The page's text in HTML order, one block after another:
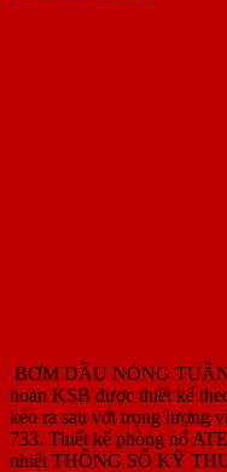
BƠM DẦU NÓNG
hoàn KSB được thiết kế
kéo ra sau với trọng lượng
733. Thiết kế phòng nổ
nhiệt THÔNG SỐ KỸ